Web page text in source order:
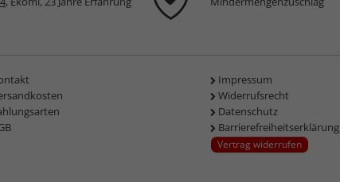
Impressum
Widerrufsrecht
Datenschutz
Barrierefreiheitserklärung
Vertrag widerrufen